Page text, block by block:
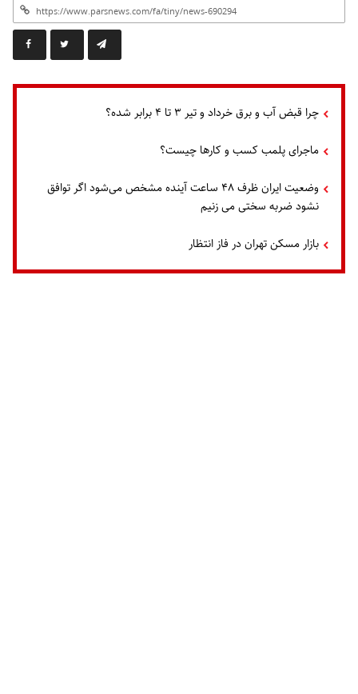
چرا قبض آب و برق خرداد و تیر ۳ تا ۴ برابر شده؟
ماجرای پلمب کسب و کارها چیست؟
وضعیت ایران ظرف ۴۸ ساعت آینده مشخص می‌شود اگر توافق
نشود ضربه سختی می زنیم
بازار مسکن تهران در فاز انتظار